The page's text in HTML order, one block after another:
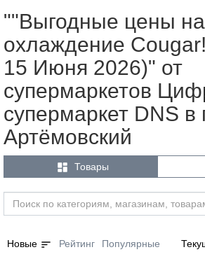
""Выгодные цены на
охлаждение
15 Июня 2026)" от
супермаркетов
супермаркет DNS в
Артёмовский
 Товары
Новые sort Рейтинг Популярные